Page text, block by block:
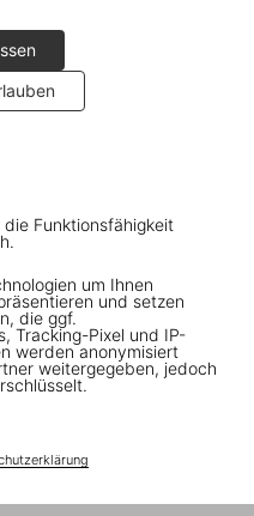
Funktionsfähigkeit
um Ihnen
und setzen
die ggf.
Tracking-Pixel und IP-
werden anonymisiert
weitergegeben, jedoch
Hohenzollernring 53, D–50672